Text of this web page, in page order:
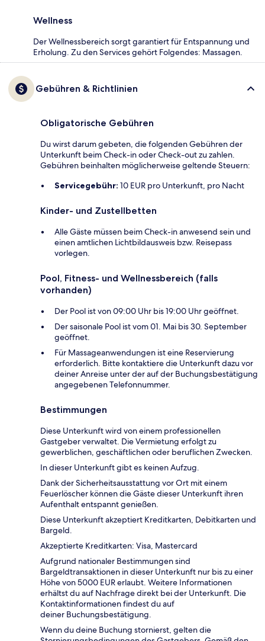
Wellness
Der Wellnessbereich sorgt garantiert für Entspannung und
Erholung. Zu den Services gehört Folgendes: Massagen.
Gebühren & Richtlinien
Obligatorische Gebühren
Du wirst darum gebeten, die folgenden Gebühren der
Unterkunft beim Check-in oder Check-out zu zahlen.
Gebühren beinhalten möglicherweise geltende Steuern:
Servicegebühr: 10 EUR pro Unterkunft, pro Nacht
Kinder- und Zustellbetten
Alle Gäste müssen beim Check-in anwesend sein und
einen amtlichen Lichtbildausweis bzw. Reisepass
vorlegen.
Pool, Fitness- und Wellnessbereich (falls
vorhanden)
Der Pool ist von 09:00 Uhr bis 19:00 Uhr geöffnet.
Der saisonale Pool ist vom 01. Mai bis 30. September
geöffnet.
Für Massageanwendungen ist eine Reservierung
erforderlich. Bitte kontaktiere die Unterkunft dazu vor
deiner Anreise unter der auf der Buchungsbestätigung
angegebenen Telefonnummer.
Bestimmungen
Diese Unterkunft wird von einem professionellen
Gastgeber verwaltet. Die Vermietung erfolgt zu
gewerblichen, geschäftlichen oder beruflichen Zwecken.
In dieser Unterkunft gibt es keinen Aufzug.
Dank der Sicherheitsausstattung vor Ort mit einem
Feuerlöscher können die Gäste dieser Unterkunft ihren
Aufenthalt entspannt genießen.
Diese Unterkunft akzeptiert Kreditkarten, Debitkarten und
Bargeld.
Akzeptierte Kreditkarten: Visa, Mastercard
Aufgrund nationaler Bestimmungen sind
Bargeldtransaktionen in dieser Unterkunft nur bis zu einer
Höhe von 5000 EUR erlaubt. Weitere Informationen
erhältst du auf Nachfrage direkt bei der Unterkunft. Die
Kontaktinformationen findest du auf
deiner Buchungsbestätigung.
Wenn du deine Buchung stornierst, gelten die